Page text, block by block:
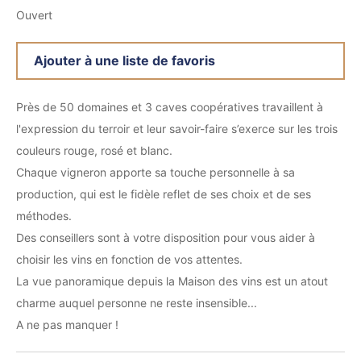
Ouvert
Ajouter à une liste de favoris
Près de 50 domaines et 3 caves coopératives travaillent à
l'expression du terroir et leur savoir-faire s’exerce sur les trois
couleurs rouge, rosé et blanc.
Chaque vigneron apporte sa touche personnelle à sa
production, qui est le fidèle reflet de ses choix et de ses
méthodes.
Des conseillers sont à votre disposition pour vous aider à
choisir les vins en fonction de vos attentes.
La vue panoramique depuis la Maison des vins est un atout
charme auquel personne ne reste insensible...
A ne pas manquer !